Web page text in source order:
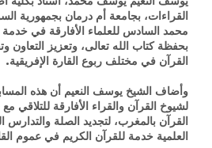
القراءات، بجامعة أم درمان بجمهورية
محمد السادس للعلماء الأفارقة في خدمة
بحفظة كتاب الله تعالى، وتعزيز التعاون
القرآن في مختلف ربوع القارة الإفريقية.
وأضاف الشيخ يوسف النعيم أن هذه
لشيوخ القرآن والقراء الأفارقة للتلاقي
القرآن بالمغرب، لتجديد الصلة والتدارس
العلمية خدمة للقرآن الكريم في عموم